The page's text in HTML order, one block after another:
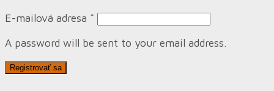
E-mailová adresa *
A password will be sent to your email address.
Registrovať sa